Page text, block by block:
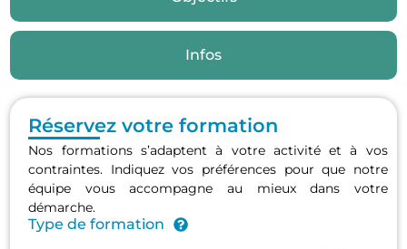
Infos
Réservez votre formation
Nos formations s’adaptent à votre activité et à vos
contraintes. Indiquez vos préférences pour que notre
équipe vous accompagne au mieux dans votre
démarche.
Type de formation